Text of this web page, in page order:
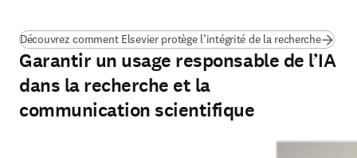
Découvrez comment Elsevier protège l’intégrité de la recherche
Garantir un usage responsable de l’IA
dans la recherche et la
communication scientifique